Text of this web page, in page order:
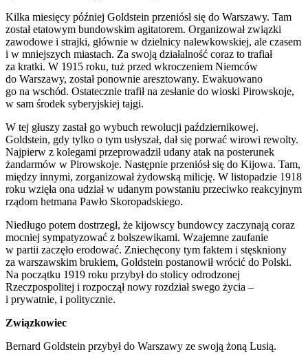
Kilka miesięcy później Goldstein przeniósł się do Warszawy. Tam
został etatowym bundowskim agitatorem. Organizował związki
zawodowe i strajki, głównie w dzielnicy nalewkowskiej, ale czasem
i w mniejszych miastach. Za swoją działalność coraz to trafiał
za kratki. W 1915 roku, tuż przed wkroczeniem Niemców
do Warszawy, został ponownie aresztowany. Ewakuowano
go na wschód. Ostatecznie trafił na zesłanie do wioski Pirowskoje,
w sam środek syberyjskiej tajgi.
W tej głuszy zastał go wybuch rewolucji październikowej.
Goldstein, gdy tylko o tym usłyszał, dał się porwać wirowi rewolty.
Najpierw z kolegami przeprowadził udany atak na posterunek
żandarmów w Pirowskoje. Następnie przeniósł się do Kijowa. Tam,
między innymi, zorganizował żydowską milicję. W listopadzie 1918
roku wzięła ona udział w udanym powstaniu przeciwko reakcyjnym
rządom hetmana Pawło Skoropadskiego.
Niedługo potem dostrzegł, że kijowscy bundowcy zaczynają coraz
mocniej sympatyzować z bolszewikami. Wzajemne zaufanie
w partii zaczęło erodować. Zniechęcony tym faktem i stęskniony
za warszawskim brukiem, Goldstein postanowił wrócić do Polski.
Na początku 1919 roku przybył do stolicy odrodzonej
Rzeczpospolitej i rozpoczął nowy rozdział swego życia –
i prywatnie, i politycznie.
Związkowiec
Bernard Goldstein przybył do Warszawy ze swoją żoną Lusią.